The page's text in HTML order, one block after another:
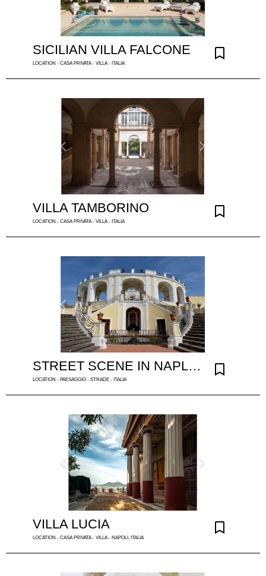
SICILIAN VILLA FALCONE
LOCATION - CASA PRIVATA - VILLA - ITALIA
VILLA TAMBORINO
LOCATION - CASA PRIVATA - VILLA - ITALIA
STREET SCENE IN NAPLES
LOCATION - PAESAGGIO - STRADE - ITALIA
VILLA LUCIA
LOCATION - CASA PRIVATA - VILLA - NAPOLI, ITALIA